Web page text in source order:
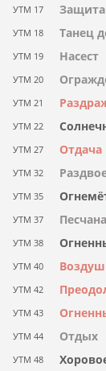
УТМ 17 Защита
УТМ 18 Танец
УТМ 19 Насест
УТМ 20
УТМ 21
УТМ 22
УТМ 27 Отдача
УТМ 32
УТМ 35
УТМ 37
УТМ 38
УТМ 40
УТМ 42
УТМ 43
УТМ 44 Отдых
УТМ 48